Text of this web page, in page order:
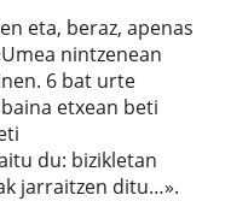
eta, beraz, apenas
nintzenean
6 bat urte
etxean beti
du: bizikletan
jarraitzen ditu…».